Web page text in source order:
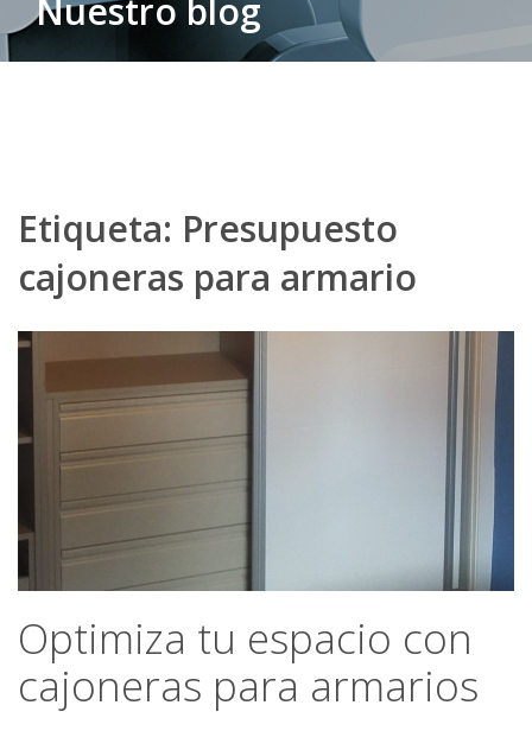
Nuestro blog
Etiqueta: Presupuesto
cajoneras para armario
Optimiza tu espacio con
cajoneras para armarios